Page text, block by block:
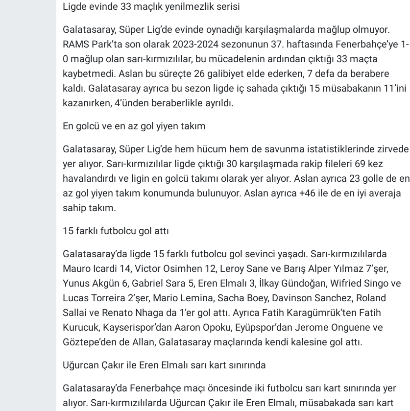
Ligde evinde 33 maçlık yenilmezlik serisi
Galatasaray, Süper Lig’de evinde oynadığı karşılaşmalarda mağlup olmuyor.
RAMS Park’ta son olarak 2023-2024 sezonunun 37. haftasında Fenerbahçe’ye 1-
0 mağlup olan sarı-kırmızılılar, bu mücadelenin ardından çıktığı 33 maçta
kaybetmedi. Aslan bu süreçte 26 galibiyet elde ederken, 7 defa da berabere
kaldı. Galatasaray ayrıca bu sezon ligde iç sahada çıktığı 15 müsabakanın 11’ini
kazanırken, 4’ünden beraberlikle ayrıldı.
En golcü ve en az gol yiyen takım
Galatasaray, Süper Lig’de hem hücum hem de savunma istatistiklerinde zirvede
yer alıyor. Sarı-kırmızılılar ligde çıktığı 30 karşılaşmada rakip fileleri 69 kez
havalandırdı ve ligin en golcü takımı olarak yer alıyor. Aslan ayrıca 23 golle de en
az gol yiyen takım konumunda bulunuyor. Aslan ayrıca +46 ile de en iyi averaja
sahip takım.
15 farklı futbolcu gol attı
Galatasaray’da ligde 15 farklı futbolcu gol sevinci yaşadı. Sarı-kırmızılılarda
Mauro Icardi 14, Victor Osimhen 12, Leroy Sane ve Barış Alper Yılmaz 7’şer,
Yunus Akgün 6, Gabriel Sara 5, Eren Elmalı 3, İlkay Gündoğan, Wifried Singo ve
Lucas Torreira 2’şer, Mario Lemina, Sacha Boey, Davinson Sanchez, Roland
Sallai ve Renato Nhaga da 1’er gol attı. Ayrıca Fatih Karagümrük’ten Fatih
Kurucuk, Kayserispor’dan Aaron Opoku, Eyüpspor’dan Jerome Onguene ve
Göztepe’den de Allan, Galatasaray maçlarında kendi kalesine gol attı.
Uğurcan Çakır ile Eren Elmalı sarı kart sınırında
Galatasaray’da Fenerbahçe maçı öncesinde iki futbolcu sarı kart sınırında yer
alıyor. Sarı-kırmızılılarda Uğurcan Çakır ile Eren Elmalı, müsabakada sarı kart